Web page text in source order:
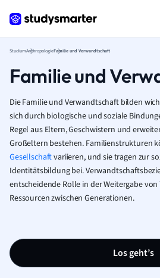
StudiumAnthropologieFamilie und Verwandtschaft
Familie und
Die Familie und Verwandtschaft bilden
sich durch biologische und soziale
Regel aus Eltern, Geschwistern und
Großeltern bestehen. Familienstrukturen
Gesellschaftvariieren, und sie tragen zur
Identitätsbildung bei.
entscheidende Rolle in der Weitergabe
Ressourcen zwischen Generationen.
Los geht’s